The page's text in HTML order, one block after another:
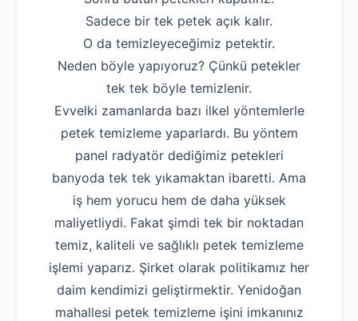
Sadece bir tek petek açık kalır.
O da temizleyeceğimiz petektir.
Neden böyle yapıyoruz? Çünkü petekler
tek tek böyle temizlenir.
Evvelki zamanlarda bazı ilkel yöntemlerle
petek temizleme yaparlardı. Bu yöntem
panel radyatör dediğimiz petekleri
banyoda tek tek yıkamaktan ibaretti. Ama
iş hem yorucu hem de daha yüksek
maliyetliydi. Fakat şimdi tek bir noktadan
temiz, kaliteli ve sağlıklı petek temizleme
işlemi yaparız. Şirket olarak politikamız her
daim kendimizi geliştirmektir. Yenidoğan
mahallesi petek temizleme işini imkanınız